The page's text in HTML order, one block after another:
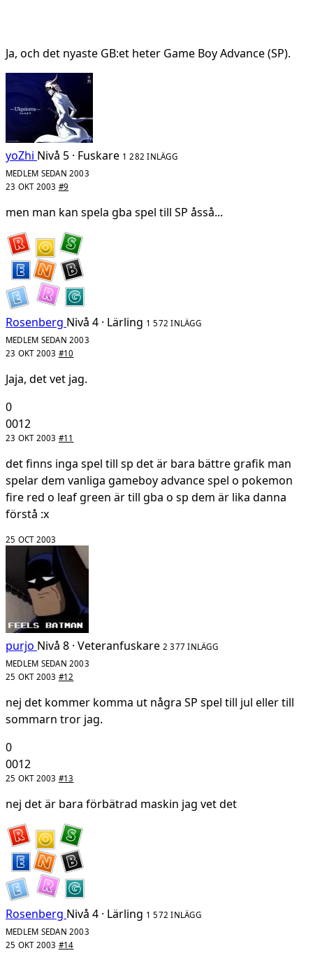
Ja, och det nyaste GB:et heter Game Boy Advance (SP).
yoZhi Nivå 5 · Fuskare 1 282 INLÄGG
MEDLEM SEDAN 2003
23 OKT 2003 #9
men man kan spela gba spel till SP åsså...
Rosenberg Nivå 4 · Lärling 1 572 INLÄGG
MEDLEM SEDAN 2003
23 OKT 2003 #10
Jaja, det vet jag.
0
0012
23 OKT 2003 #11
det finns inga spel till sp det är bara bättre grafik man
spelar dem vanliga gameboy advance spel o pokemon
fire red o leaf green är till gba o sp dem är lika danna
förstå :x
25 OCT 2003
purjo Nivå 8 · Veteranfuskare 2 377 INLÄGG
MEDLEM SEDAN 2003
25 OKT 2003 #12
nej det kommer komma ut några SP spel till jul eller till
sommarn tror jag.
0
0012
25 OKT 2003 #13
nej det är bara förbätrad maskin jag vet det
Rosenberg Nivå 4 · Lärling 1 572 INLÄGG
MEDLEM SEDAN 2003
25 OKT 2003 #14